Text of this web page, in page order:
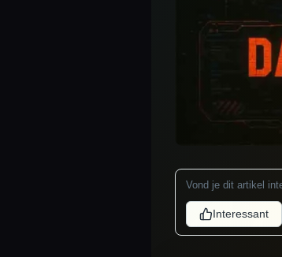
Vond je dit artikel
Interessant